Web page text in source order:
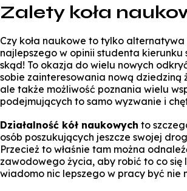
Zalety koła
Czy koła naukowe to tylko alternatywa
najlepszego w opinii studenta kierunku
skąd! To okazja do wielu nowych
sobie zainteresowania nową dziedziną
ale także możliwość poznania wielu
podejmujących to samo wyzwanie i
Działalność kół naukowych to
osób poszukujących jeszcze swojej
Przecież to właśnie tam można
zawodowego życia, aby robić to co się
wiadomo nic lepszego w pracy być nie